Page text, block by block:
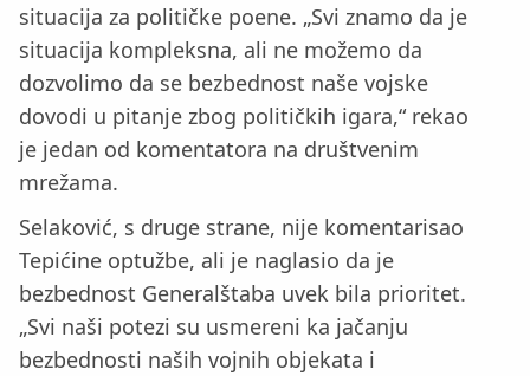
situacija za političke poene. „Svi znamo da je
situacija kompleksna, ali ne možemo da
dozvolimo da se bezbednost naše vojske
dovodi u pitanje zbog političkih igara,“ rekao
je jedan od komentatora na društvenim
mrežama.
Selaković, s druge strane, nije komentarisao
Tepićine optužbe, ali je naglasio da je
bezbednost Generalštaba uvek bila prioritet.
„Svi naši potezi su usmereni ka jačanju
bezbednosti naših vojnih objekata i